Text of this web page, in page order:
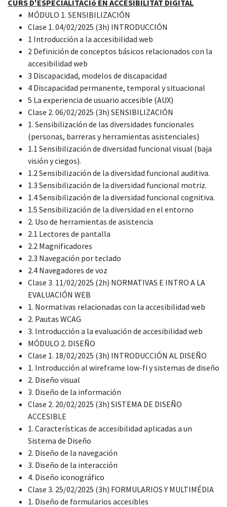
CURS D'ESPECIALITACIó EN ACCESIBILITAT DIGITAL
MÓDULO 1. SENSIBILIZACIÓN
Clase 1. 04/02/2025 (3h) INTRODUCCIÓN
1 Introducción a la accesibilidad web
2 Definición de conceptos básicos relacionados con la
accesibilidad web
3 Discapacidad, modelos de discapacidad
4 Discapacidad permanente, temporal y situacional
5 La experiencia de usuario accesible (AUX)
Clase 2. 06/02/2025 (3h) SENSIBILIZACIÓN
1. Sensibilización de las diversidades funcionales
(personas, barreras y herramientas asistenciales)
1.1 Sensibilización de diversidad funcional visual (baja
visión y ciegos).
1.2 Sensibilización de la diversidad funcional auditiva.
1.3 Sensibilización de la diversidad funcional motriz.
1.4 Sensibilización de la diversidad funcional cognitiva.
1.5 Sensibilización de la diversidad en el entorno
2. Uso de herramientas de asistencia
2.1 Lectores de pantalla
2.2 Magnificadores
2.3 Navegación por teclado
2.4 Navegadores de voz
Clase 3. 11/02/2025 (2h) NORMATIVAS E INTRO A LA
EVALUACIÓN WEB
1. Normativas relacionadas con la accesibilidad web
2. Pautas WCAG
3. Introducción a la evaluación de accesibilidad web
MÓDULO 2. DISEÑO
Clase 1. 18/02/2025 (3h) INTRODUCCIÓN AL DISEÑO
1. Introducción al wireframe low-fi y sistemas de diseño
2. Diseño visual
3. Diseño de la información
Clase 2. 20/02/2025 (3h) SISTEMA DE DISEÑO
ACCESIBLE
1. Características de accesibilidad aplicadas a un
Sistema de Diseño
2. Diseño de la navegación
3. Diseño de la interacción
4. Diseño iconográfico
Clase 3. 25/02/2025 (3h) FORMULARIOS Y MULTIMÉDIA
1. Diseño de formularios accesibles